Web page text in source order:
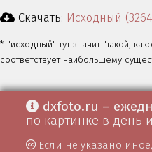
Скачать: Исходный
* "исходный" тут значит "такой,
соответствует наибольшему
dxfoto.ru –
по картинке в день
Если не указано